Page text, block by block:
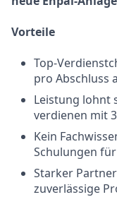
Vorteile
Top-
pro Abschluss
Leistung lohnt
verdienen mit
Kein
Schulungen
Starker
zuverlässige